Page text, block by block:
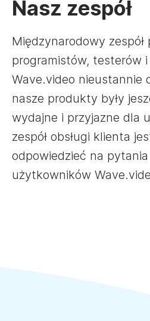
Nasz zespół
Międzynarodowy
programistów, testerów
Wave.video nieustannie
nasze produkty były
wydajne i przyjazne dla
zespół obsługi klienta
odpowiedzieć na
użytkowników